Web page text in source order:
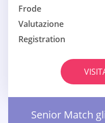
Frode
Valutazione
Registration
Senior Match